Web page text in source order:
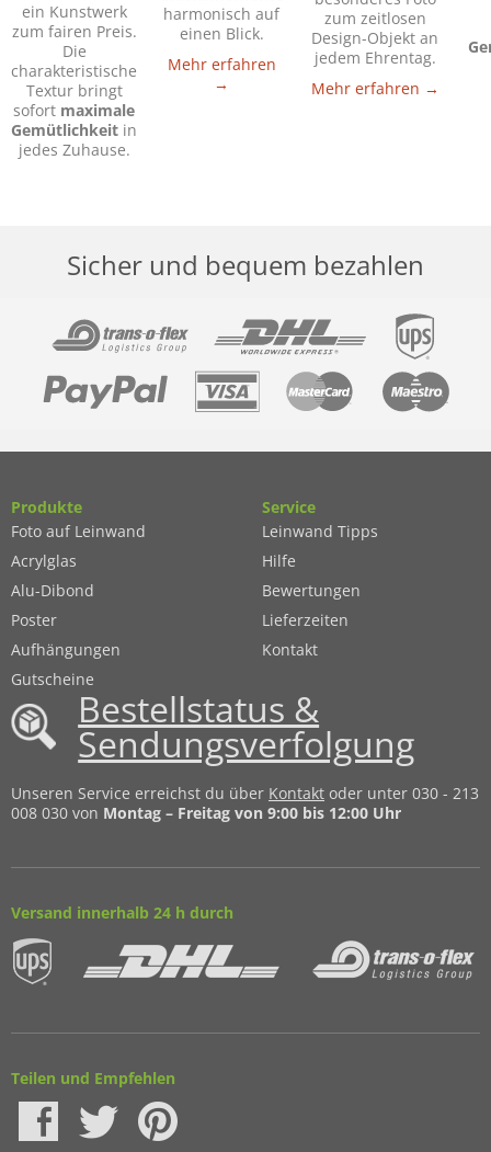
ein Kunstwerk
zum fairen Preis.
Die
charakteristische
Textur bringt
sofort maximale
Gemütlichkeit in
jedes Zuhause.
harmonisch auf
einen Blick.
Mehr erfahren
→
zum zeitlosen
Design-Objekt an
jedem Ehrentag.
Mehr erfahren →
Sicher und bequem bezahlen
Produkte
Foto auf Leinwand
Acrylglas
Alu-Dibond
Poster
Aufhängungen
Gutscheine
Service
Leinwand Tipps
Hilfe
Bewertungen
Lieferzeiten
Kontakt
Bestellstatus &
Sendungsverfolgung
Unseren Service erreichst du über Kontakt oder unter 030 - 213
008 030 von Montag – Freitag von 9:00 bis 12:00 Uhr
Versand innerhalb 24 h durch
Teilen und Empfehlen